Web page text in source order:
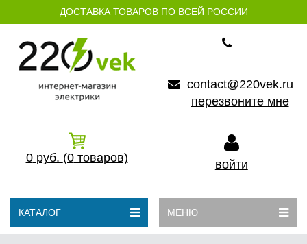
ДОСТАВКА ТОВАРОВ ПО ВСЕЙ РОССИИ
contact@220vek.ru
перезвоните мне
0 руб. (0 товаров) войти
КАТАЛОГ МЕНЮ